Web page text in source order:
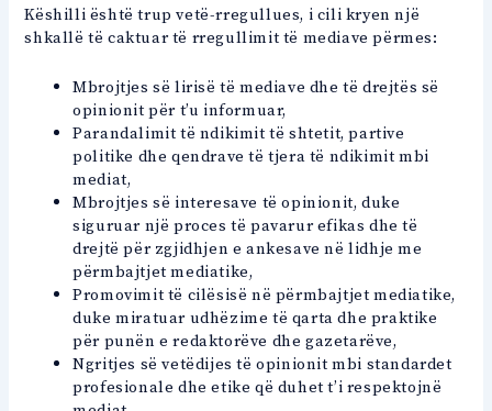
Këshilli është trup vetë-rregullues, i cili kryen një
shkallë të caktuar të rregullimit të mediave përmes:
Mbrojtjes së lirisë të mediave dhe të drejtës së
opinionit për t’u informuar,
Parandalimit të ndikimit të shtetit, partive
politike dhe qendrave të tjera të ndikimit mbi
mediat,
Mbrojtjes së interesave të opinionit, duke
siguruar një proces të pavarur efikas dhe të
drejtë për zgjidhjen e ankesave në lidhje me
përmbajtjet mediatike,
Promovimit të cilësisë në përmbajtjet mediatike,
duke miratuar udhëzime të qarta dhe praktike
për punën e redaktorëve dhe gazetarëve,
Ngritjes së vetëdijes të opinionit mbi standardet
profesionale dhe etike që duhet t’i respektojnë